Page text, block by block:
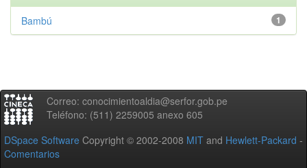
1
Bambú
Correo: conocimientoaldia@serfor.gob.pe
Teléfono: (511) 2259005 anexo 605
DSpace Software Copyright © 2002-2008 MIT and Hewlett-Packard -
Comentarios